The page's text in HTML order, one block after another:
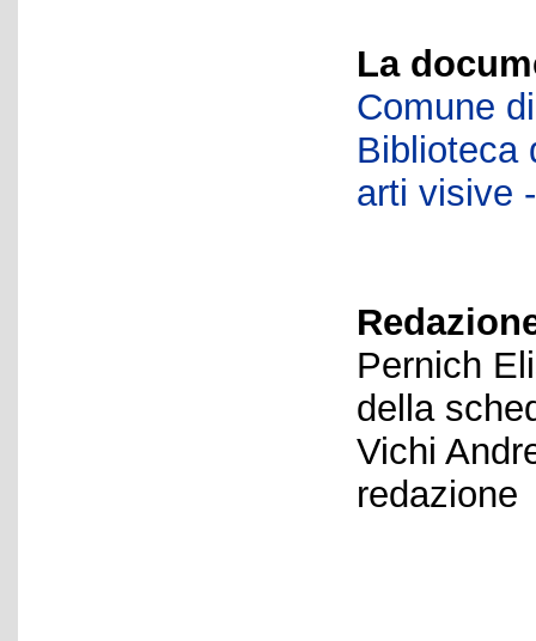
La
Comune
Biblioteca
arti visive
Pernich
della
Vichi
redazione